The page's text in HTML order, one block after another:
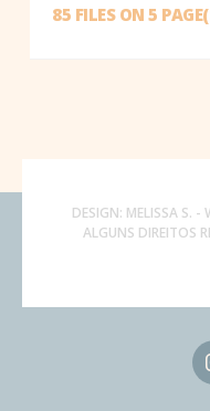
85 FILES ON 5
DESIGN: MELISSA S. -
ALGUNS DIREITOS